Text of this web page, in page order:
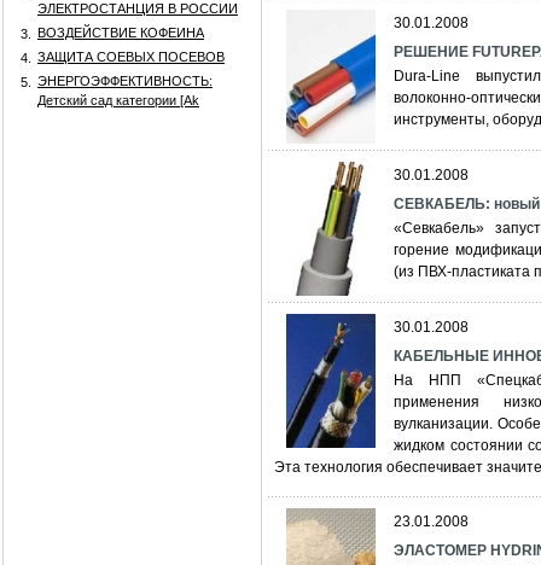
ЭЛЕКТРОСТАНЦИЯ В РОССИИ
3.
ВОЗДЕЙСТВИЕ КОФЕИНА
4.
ЗАЩИТА СОЕВЫХ ПОСЕВОВ
5.
ЭНЕРГОЭФФЕКТИВНОСТЬ:
Детский сад категории [Аk
30.01.2008
РЕШЕНИЕ
Dura-Line
волоконно-
инструменты,
30.01.2008
СЕВКАБЕЛЬ: новый
«Севкабель»
горение
(из ПВХ-пластиката
30.01.2008
КАБЕЛЬНЫЕ
На НПП
применения
вулканизации.
жидком состоянии
Эта технология обеспечивает
23.01.2008
ЭЛАСТОМЕР